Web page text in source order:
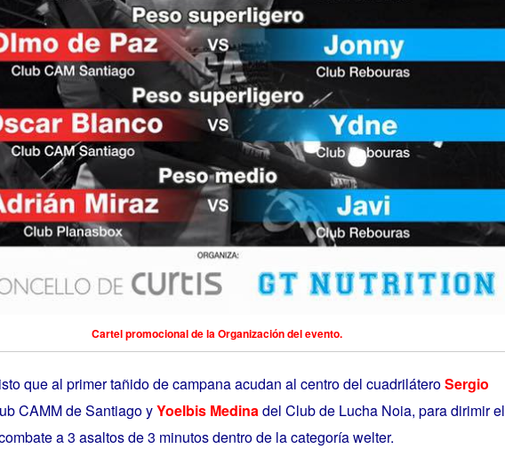
Cartel promocional de la Organización del evento.
que al primer tañido de campana acudan al centro del cuadriláteroSergio
CAMM de Santiago yYoelbis Medinadel Club de Lucha Noia, para dirimir el
a 3 asaltos de 3 minutos dentro de la categoría welter.